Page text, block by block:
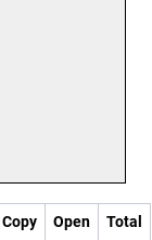
Copy Open Total